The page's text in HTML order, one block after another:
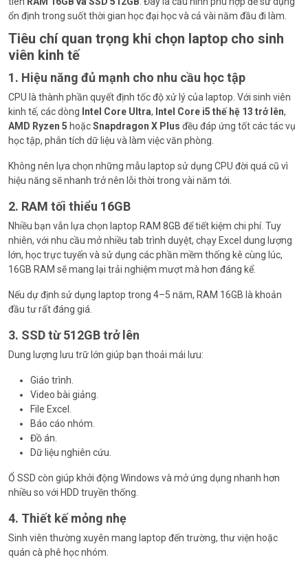
ổn định trong suốt thời gian học đại học và cả vài năm đầu đi làm.
Tiêu chí quan trọng khi chọn laptop cho sinh
viên kinh tế
1. Hiệu năng đủ mạnh cho nhu cầu học tập
CPU là thành phần quyết định tốc độ xử lý của laptop. Với sinh viên
kinh tế, các dòng Intel Core Ultra, Intel Core i5 thế hệ 13 trở lên,
AMD Ryzen 5 hoặcSnapdragon X Plus đều đáp ứng tốt các tác vụ
học tập, phân tích dữ liệu và làm việc văn phòng.
Không nên lựa chọn những mẫu laptop sử dụng CPU đời quá cũ vì
hiệu năng sẽ nhanh trở nên lỗi thời trong vài năm tới.
2. RAM tối thiểu 16GB
Nhiều bạn vẫn lựa chọn laptop RAM 8GB để tiết kiệm chi phí. Tuy
nhiên, với nhu cầu mở nhiều tab trình duyệt, chạy Excel dung lượng
lớn, học trực tuyến và sử dụng các phần mềm thống kê cùng lúc,
16GB RAM sẽ mang lại trải nghiệm mượt mà hơn đáng kể.
Nếu dự định sử dụng laptop trong 4–5 năm, RAM 16GB là khoản
đầu tư rất đáng giá.
3. SSD từ 512GB trở lên
Dung lượng lưu trữ lớn giúp bạn thoải mái lưu:
Giáo trình.
Video bài giảng.
File Excel.
Báo cáo nhóm.
Đồ án.
Dữ liệu nghiên cứu.
Ổ SSD còn giúp khởi động Windows và mở ứng dụng nhanh hơn
nhiều so với HDD truyền thống.
4. Thiết kế mỏng nhẹ
Sinh viên thường xuyên mang laptop đến trường, thư viện hoặc
quán cà phê học nhóm.